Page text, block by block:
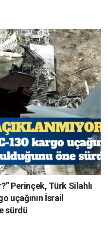
Perinçek, Türk Silahlı
uçağının İsrail
sürdü